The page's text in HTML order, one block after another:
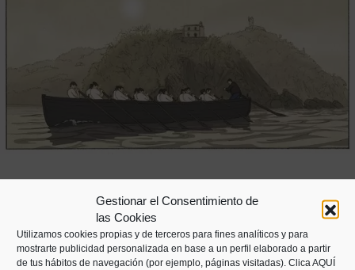
Gestionar el Consentimiento de
las Cookies
Utilizamos cookies propias y de terceros para fines analíticos y para
mostrarte publicidad personalizada en base a un perfil elaborado a partir
de tus hábitos de navegación (por ejemplo, páginas visitadas). Clica AQUÍ